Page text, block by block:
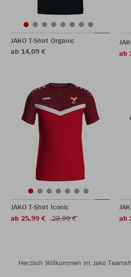
JAKO T-Shirt Organic
ab 14,09 €
ab
JAKO T-Shirt Iconic
ab 25,99 €
29,99 €
ab
Herzlich Willkommen im Jako